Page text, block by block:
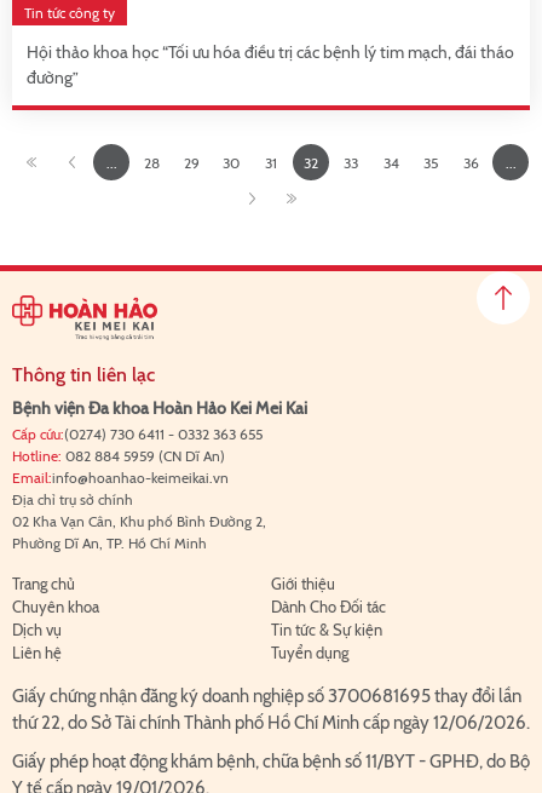
Tin tức công ty
Hội thảo khoa học “Tối ưu hóa điều trị các bệnh lý tim mạch, đái tháo
đường”
28 29 30 31 32 33 34 35 36
Thông tin liên lạc
Bệnh viện Đa khoa Hoàn Hảo Kei Mei Kai
Cấp cứu:(0274) 730 6411 - 0332 363 655
Hotline: 082 884 5959 (CN Dĩ An)
Email:info@hoanhao-keimeikai.vn
Địa chỉ trụ sở chính
02 Kha Vạn Cân, Khu phố Bình Đường 2,
Phường Dĩ An, TP. Hồ Chí Minh
Trang chủ
Giới thiệu
Chuyên khoa
Dành Cho Đối tác
Dịch vụ
Tin tức & Sự kiện
Liên hệ
Tuyển dụng
Giấy chứng nhận đăng ký doanh nghiệp số 3700681695 thay đổi lần
thứ 22, do Sở Tài chính Thành phố Hồ Chí Minh cấp ngày 12/06/2026.
Giấy phép hoạt động khám bệnh, chữa bệnh số 11/BYT - GPHĐ, do Bộ
Y tế cấp ngày 19/01/2026.